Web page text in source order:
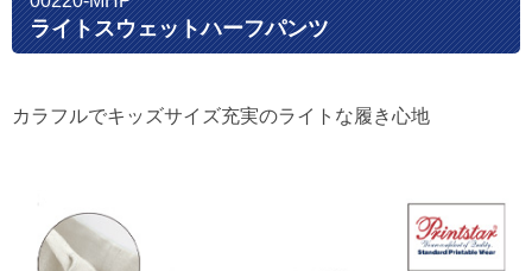
ライトスウェットハーフパンツ
カラフルでキッズサイズ充実のライトな履き心地